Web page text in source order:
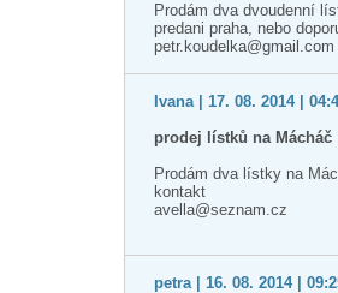
Prodám dva dvoudenní
predani praha, nebo
petr.koudelka@gmail.com
Ivana | 17. 08. 2014 |
prodej lístků na Mácháč
Prodám dva lístky na
kontakt
avella@seznam.cz
petra | 16. 08. 2014 |